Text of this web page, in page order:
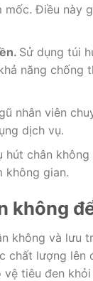
mốc. Điều này
Sử dụng túi
năng chống
nhân viên
dịch vụ.
hút chân
không gian.
không
không và lưu
chất lượng lên
tiêu đen